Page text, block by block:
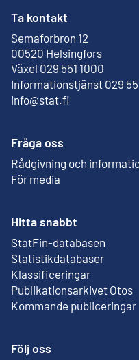
Ta kontakt
Semaforbron 12
00520 Helsingfors
Extern länk
Växel 029 551 1000
Informationstjänst 029
info@stat.fi
Fråga oss
Rådgivning och
För media
Hitta snabbt
StatFin-databasen
Extern länk
Statistikdatabaser
Klassificeringar
Publikationsarkivet Otos
Extern länk
Kommande publiceringar
Följ oss